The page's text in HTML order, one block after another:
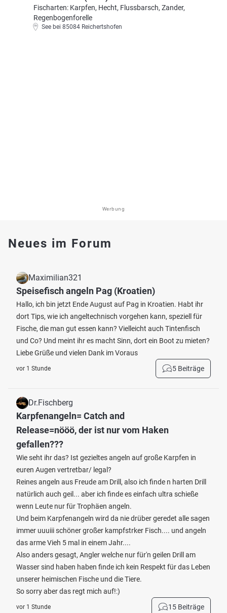
Fischarten: Karpfen, Hecht, Flussbarsch, Zander,
Regenbogenforelle
See bei 85084 Reichertshofen
Werbung
Neues im Forum
Maximilian321
Speisefisch angeln Pag (Kroatien)
Hallo, ich bin jetzt Ende August auf Pag in Kroatien. Habt ihr
dort Tips, wie ich angeltechnisch vorgehen kann, speziell für
Fische, die man gut essen kann? Vielleicht auch Tintenfisch
und Co? Und meint ihr es macht Sinn, dort ein Boot zu mieten?
Liebe Grüße und vielen Dank im Voraus
vor 1 Stunde 5 Beiträge
Dr.Fischberg
Karpfenangeln= Catch and
Release=nööö, der ist nur vom Haken
gefallen???
Wie seht ihr das? Ist gezieltes angeln auf große Karpfen in
euren Augen vertretbar/ legal?
Reines angeln aus Freude am Drill, also ich finde n harten Drill
natürlich auch geil... aber ich finde es einfach ultra schieße
wenn Leute nur für Trophäen angeln.
Und beim Karpfenangeln wird da nie drüber geredet alle sagen
immer uuuiii schöner großer kampfstrker Fisch.... und angeln
das arme Vieh 5 mal in einem Jahr....
Also anders gesagt, Angler welche nur für'n geilen Drill am
Wasser sind haben haben finde ich kein Respekt für das Leben
unserer heimischen Fische und die Tiere.
So sorry aber das regt mich auf!:)
vor 1 Stunde 15 Beiträge